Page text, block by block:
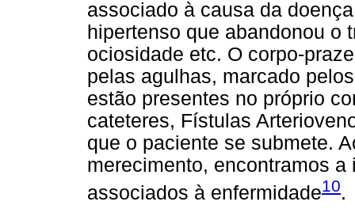
associado à causa da
hipertenso que abandonou o
ociosidade etc. O corpo-
pelas agulhas, marcado
estão presentes no próprio
cateteres, Fístulas
que o paciente se submete.
merecimento, encontramos
associados à enfermidade10.